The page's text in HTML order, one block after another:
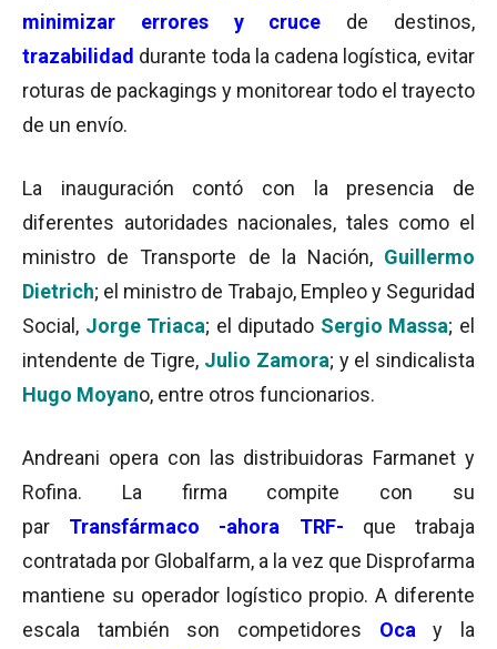
minimizar errores y cruce
de destinos,
trazabilidad durante toda la cadena logística, evitar
roturas de packagings y monitorear todo el trayecto
de un envío.
La inauguración contó con la presencia de
diferentes autoridades nacionales, tales como el
ministro de Transporte de la Nación,Guillermo
Dietrich; el ministro de Trabajo, Empleo y Seguridad
Social, Jorge Triaca; el diputado Sergio Massa; el
intendente de Tigre, Julio Zamora; y el sindicalista
Hugo Moyano, entre otros funcionarios.
Andreani opera con las distribuidoras Farmanet y
Rofina. La firma compite con su
par Transfármaco -ahora TRF-
que trabaja
contratada por Globalfarm, a la vez que Disprofarma
mantiene su operador logístico propio. A diferente
escala también son competidores Ocay la